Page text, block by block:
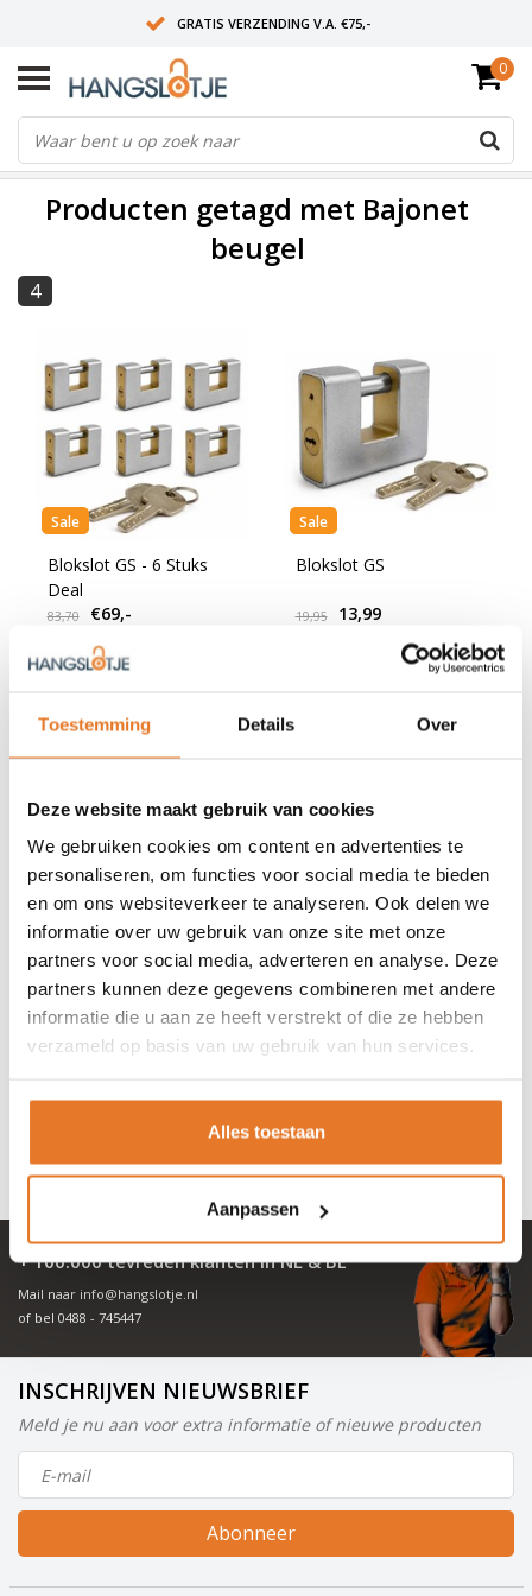
Toestemming Details Over
Deze website maakt gebruik van cookies
We gebruiken cookies om content en advertenties te
personaliseren, om functies voor social media te bieden
en om ons websiteverkeer te analyseren. Ook delen we
informatie over uw gebruik van onze site met onze
partners voor social media, adverteren en analyse. Deze
partners kunnen deze gegevens combineren met andere
informatie die u aan ze heeft verstrekt of die ze hebben
verzameld op basis van uw gebruik van hun services.
Alles toestaan
Aanpassen
GRATIS VERZENDING V.A. €75,-
OP WERKDAGEN VOOR 15:00 BESTELD? VOLGENDE DAG OP SLOT!
ALLES UIT VOORRAAD
0
Producten getagd met Bajonet
beugel
4
Sale
Blokslot GS - 6 Stuks
Deal
83,70 €69,-
Nog niet gewaardeerd
OP VOORRAAD
Sale
Blokslot GS
19,95 13,99
Nog niet gewaardeerd
Blokslot VS
Nog niet gewaardeerd
Extra sleutel blokslot 80
mm
Nog niet gewaardeerd
OP VOORRAAD
+ 100.000 tevreden klanten in NL & BE
Mail naar info@hangslotje.nl
of bel 0488 - 745447
INSCHRIJVEN NIEUWSBRIEF
Meld je nu aan voor extra informatie of nieuwe producten
Abonneer